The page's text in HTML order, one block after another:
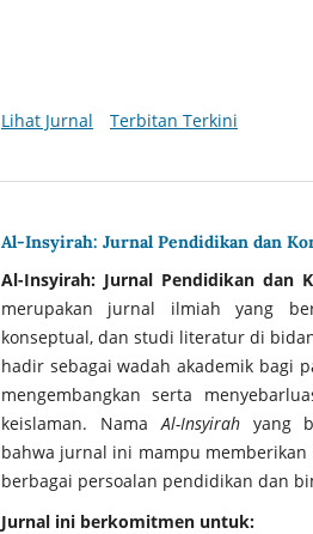
Lihat Jurnal Terbitan Terkini
Al-Insyirah: Jurnal Pendidikan dan
Al-Insyirah: Jurnal Pendidikan dan
merupakan jurnal ilmiah yang
konseptual, dan studi literatur di
hadir sebagai wadah akademik bagi
mengembangkan serta
keislaman. NamaAl-Insyirahyang
bahwa jurnal ini mampu
berbagai persoalan pendidikan dan
Jurnal ini berkomitmen untuk: